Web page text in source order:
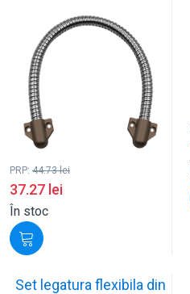
PRP: 44.73lei
37.27 lei
În stoc
Set legatura flexibila din